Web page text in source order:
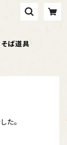
そば道具
た。